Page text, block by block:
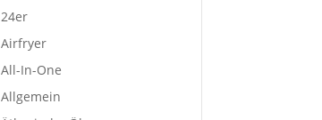
24er
Airfryer
All-In-One
Allgemein